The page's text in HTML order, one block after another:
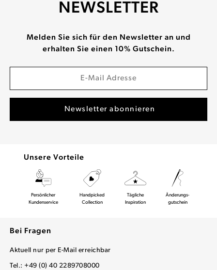
NEWSLETTER
Melden Sie sich für den Newsletter an und
erhalten Sie einen 10% Gutschein.
Unsere Vorteile
Persönlicher
Kundenservice
Handpicked
Collection
Tägliche
Inspiration
Änderungs-
gutschein
Bei Fragen
Aktuell nur per E-Mail erreichbar
Tel.: +49 (0) 40 2289708000